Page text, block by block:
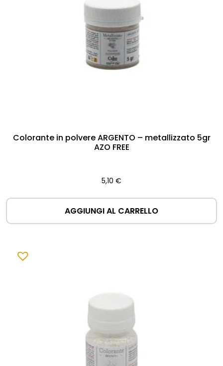
Colorante in polvere ARGENTO – metallizzato 5gr
AZO FREE
5,10 €
AGGIUNGI AL CARRELLO